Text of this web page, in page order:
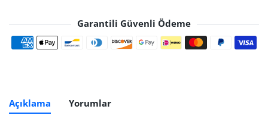
Garantili Güvenli Ödeme
Ödeme yöntemleri
Açıklama Yorumlar